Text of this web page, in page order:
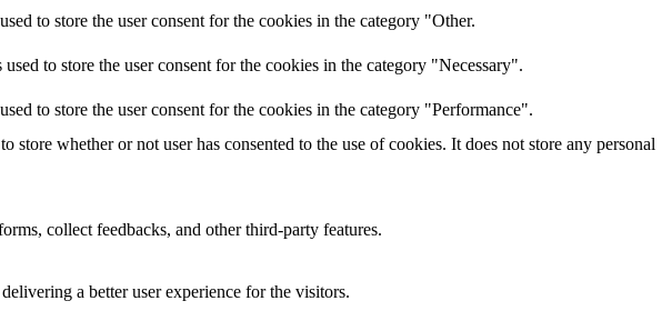
to store the user consent for the cookies in the category "Other.
to store the user consent for the cookies in the category "Necessary".
to store the user consent for the cookies in the category "Performance".
whether or not user has consented to the use of cookies. It does not store any personal
collect feedbacks, and other third-party features.
a better user experience for the visitors.